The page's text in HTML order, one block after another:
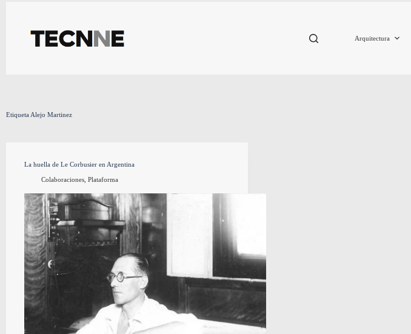
Arquitectura
Etiqueta Alejo Martinez
La huella de Le Corbusier en Argentina
Colaboraciones, Plataforma